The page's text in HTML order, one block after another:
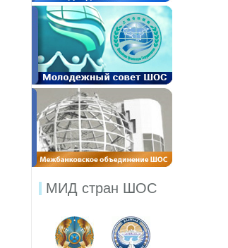
МИД стран ШОС